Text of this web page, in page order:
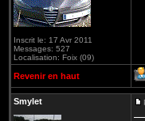
Inscrit le: 17 Avr 2011
Messages: 527
Localisation: Foix (09)
Revenir en haut
Smylet